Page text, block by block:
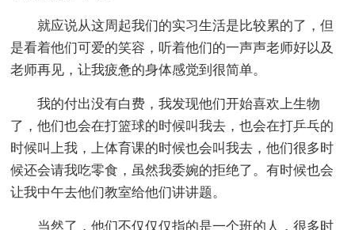
就应说从这周起我们的实习生活是比较累的了，但
是看着他们可爱的笑容，听着他们的一声声老师好以及
老师再见，让我疲惫的身体感觉到很简单。
我的付出没有白费，我发现他们开始喜欢上生物
了，他们也会在打篮球的时候叫我去，也会在打乒乓的
时候叫上我，上体育课的时候也会叫我去，他们很多时
候还会请我吃零食，虽然我委婉的拒绝了。有时候也会
让我中午去他们教室给他们讲讲题。
当然了，他们不仅仅仅指的是一个班的人，很多时